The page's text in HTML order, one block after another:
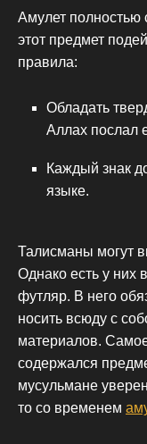
Амулет полностью
этот предмет
правила:
Обладать
Аллах послал
Каждый знак
языке.
Талисманы могут
Однако есть у них
футляр. В него
носить всюду с
материалов.
содержался
мусульмане
то со временем